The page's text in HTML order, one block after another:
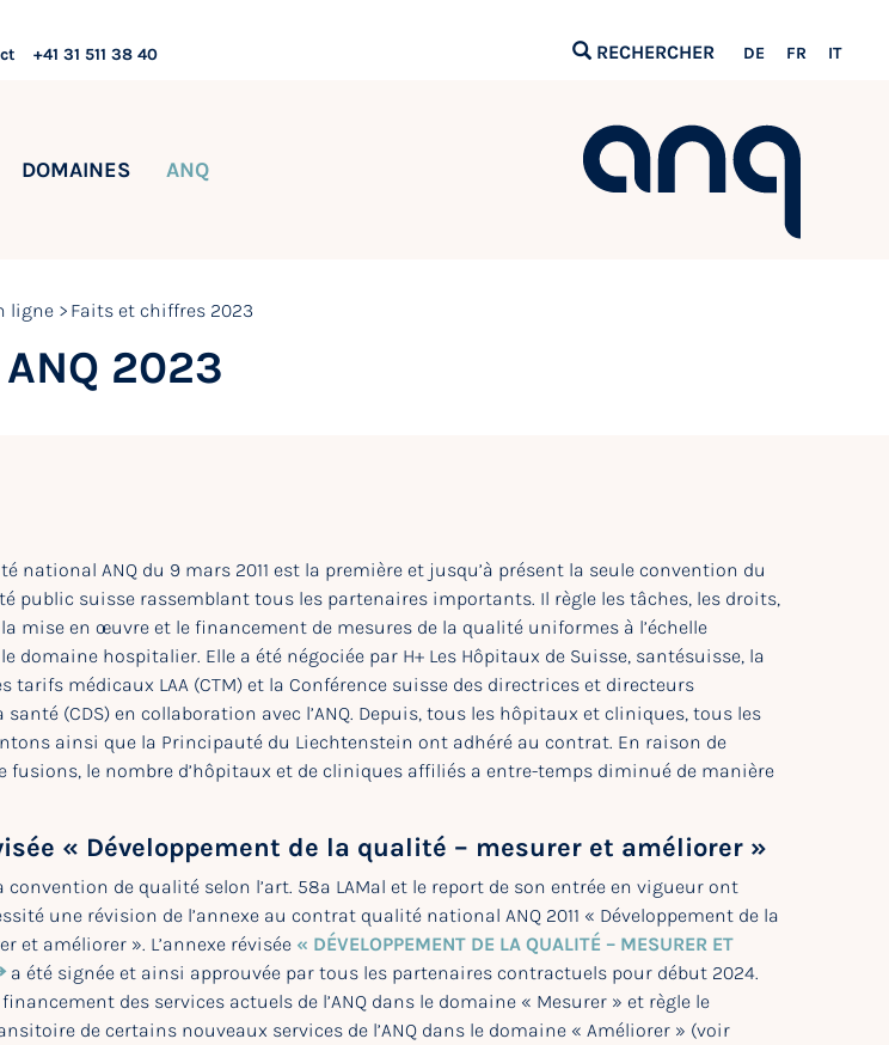
+41 31 511 38 40 RECHERCHER DE FR IT
DOMAINES ANQ
ligne Faits et chiffres 2023
ANQ 2023
national ANQ du 9 mars 2011 est la première et jusqu’à présent la seule convention du
public suisse rassemblant tous les partenaires importants. Il règle les tâches, les droits,
mise en œuvre et le financement de mesures de la qualité uniformes à l’échelle
domaine hospitalier. Elle a été négociée par H+ Les Hôpitaux de Suisse, santésuisse, la
tarifs médicaux LAA (CTM) et la Conférence suisse des directrices et directeurs
(CDS) en collaboration avec l’ANQ. Depuis, tous les hôpitaux et cliniques, tous les
ainsi que la Principauté du Liechtenstein ont adhéré au contrat. En raison de
fusions, le nombre d’hôpitaux et de cliniques affiliés a entre-temps diminué de manière
« Développement de la qualité – mesurer et améliorer »
convention de qualité selon l’art. 58a LAMal et le report de son entrée en vigueur ont
une révision de l’annexe au contrat qualité national ANQ 2011 « Développement de la
et améliorer ». L’annexe révisée « DÉVELOPPEMENT DE LA QUALITÉ – MESURER ET
a été signée et ainsi approuvée par tous les partenaires contractuels pour début 2024.
des services actuels de l’ANQ dans le domaine « Mesurer » et règle le
de certains nouveaux services de l’ANQ dans le domaine « Améliorer » (voir